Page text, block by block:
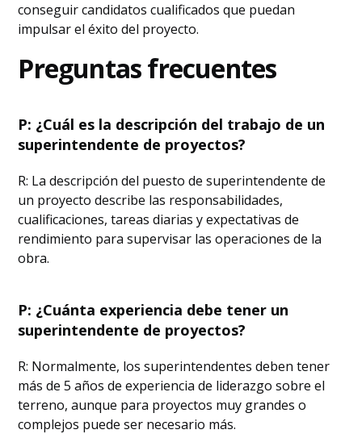
conseguir candidatos cualificados que puedan
impulsar el éxito del proyecto.
Preguntas frecuentes
P: ¿Cuál es la descripción del trabajo de un
superintendente de proyectos?
R: La descripción del puesto de superintendente de
un proyecto describe las responsabilidades,
cualificaciones, tareas diarias y expectativas de
rendimiento para supervisar las operaciones de la
obra.
P: ¿Cuánta experiencia debe tener un
superintendente de proyectos?
R: Normalmente, los superintendentes deben tener
más de 5 años de experiencia de liderazgo sobre el
terreno, aunque para proyectos muy grandes o
complejos puede ser necesario más.